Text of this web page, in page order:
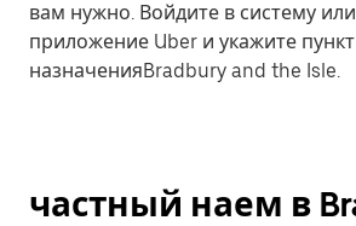
вам нужно. Войдите в систему
приложение Uber и укажите пункт
назначенияBradbury and the Isle.
частный наем в